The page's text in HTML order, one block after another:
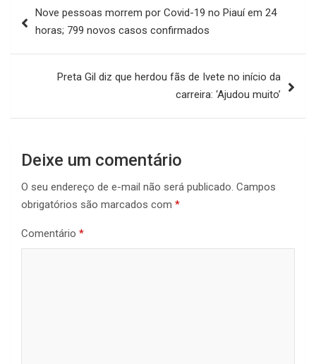
de
Nove pessoas morrem por Covid-19 no Piauí em 24
horas; 799 novos casos confirmados
Preta Gil diz que herdou fãs de Ivete no início da
carreira: ‘Ajudou muito’
Deixe um comentário
O seu endereço de e-mail não será publicado. Campos
obrigatórios são marcados com *
Comentário *